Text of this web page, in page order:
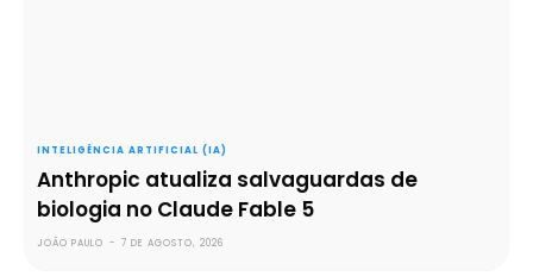
INTELIGÊNCIA ARTIFICIAL (IA)
Anthropic atualiza salvaguardas de
biologia no Claude Fable 5
JOÃO PAULO - 7 DE AGOSTO, 2026